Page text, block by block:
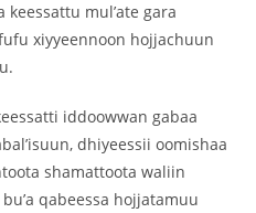
mul’ate gara
xiyyeennoon hojjachuun
iddoowwan gabaa
dhiyeessii oomishaa
shamattoota waliin
qabeessa hojjatamuu